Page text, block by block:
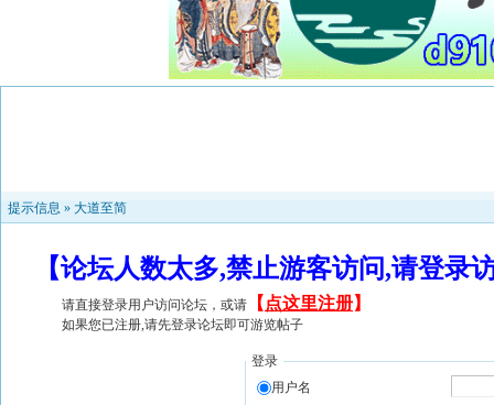
提示信息 » 大道至简
【论坛人数太多,禁止游客访问,请登
请直接登录用户访问论坛，或请 【 点这里注册】
如果您已注册,请先登录论坛即可游览帖子
登录
用户名